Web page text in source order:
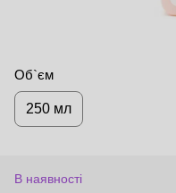
Об`єм
250 мл
В наявності